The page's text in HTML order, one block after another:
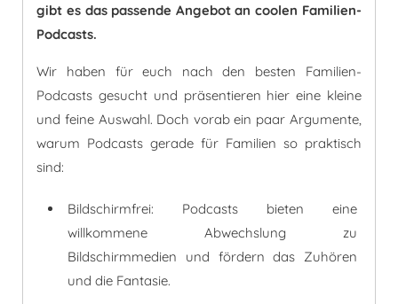
gibt es das passende Angebot an coolen Familien-
Podcasts.
Wir haben für euch nach den besten Familien-
Podcasts gesucht und präsentieren hier eine kleine
und feine Auswahl. Doch vorab ein paar Argumente,
warum Podcasts gerade für Familien so praktisch
sind:
Bildschirmfrei: Podcasts bieten eine
willkommene Abwechslung zu
Bildschirmmedien und fördern das Zuhören
und die Fantasie.